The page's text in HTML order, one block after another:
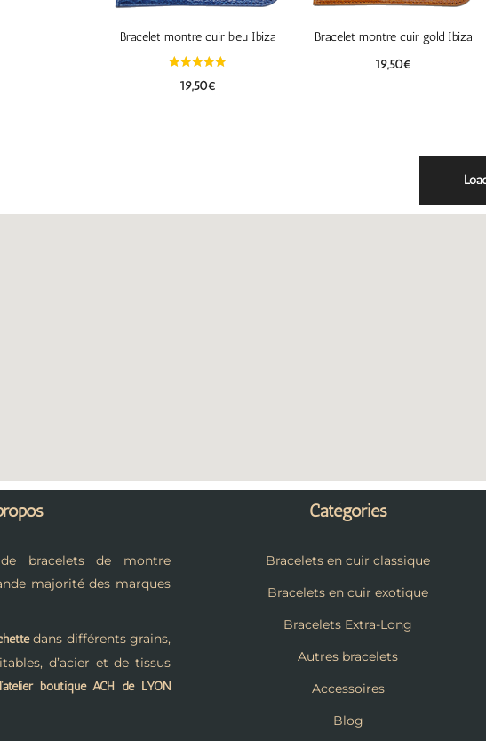
Bracelet montre cuir bleu Ibiza
19,50€
Bracelet montre cuir gold Ibiza
19,50€
bracelets de montre
majorité des marques
dans différents grains,
d’acier et de tissus
boutique ACH de LYON
Catégories
Bracelets en cuir classique
Bracelets en cuir exotique
Bracelets Extra-Long
Autres bracelets
Accessoires
Blog